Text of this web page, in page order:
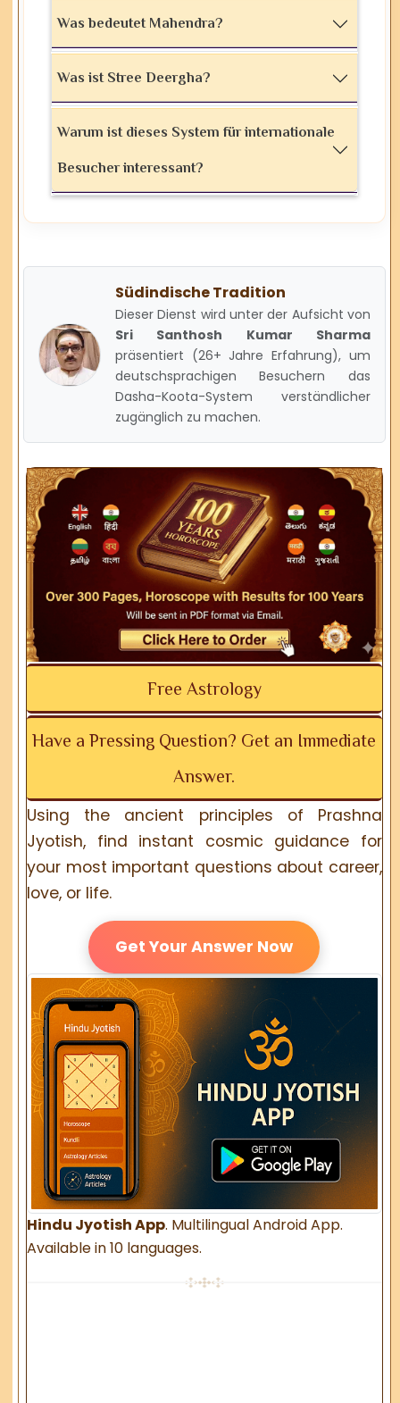
Was bedeutet Mahendra?
Was ist Stree Deergha?
Warum ist dieses System für internationale
Besucher interessant?
Südindische Tradition
Dieser Dienst wird unter der Aufsicht von
Sri Santhosh Kumar Sharma
präsentiert (26+ Jahre Erfahrung), um
deutschsprachigen Besuchern das
Dasha-Koota-System verständlicher
zugänglich zu machen.
Free Astrology
Have a Pressing Question? Get an Immediate
Answer.
Using the ancient principles of Prashna
Jyotish, find instant cosmic guidance for
your most important questions about career,
love, or life.
Get Your Answer Now
Hindu Jyotish App. Multilingual Android App.
Available in 10 languages.